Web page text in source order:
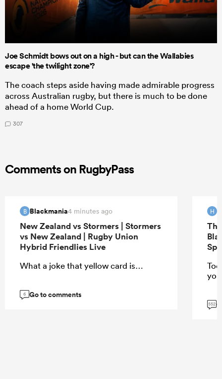
Joe Schmidt bows out on a high - but can the Wallabies
escape 'the twilight zone'?
The coach steps aside having made admirable progress
across Australian rugby, but there is much to be done
ahead of a home World Cup.
307
Comments on RugbyPass
B Blackmania4 minutes ago
New Zealand vs Stormers | Stormers
vs New Zealand | Rugby Union
Hybrid Friendlies Live
What a joke that yellow card is…
6 Go to comments
H
552